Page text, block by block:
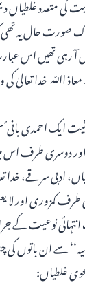
صورت حال یہ
آ رہی تھیں اس
معاذ اﷲ خدا تعالیٰ
ایک احمدی بانی
اور دوسری طرف
ادبی سرقے، خدا
کمزوری اور لا
نوعیت کے
سے ان باتوں کی
غلطیاں: